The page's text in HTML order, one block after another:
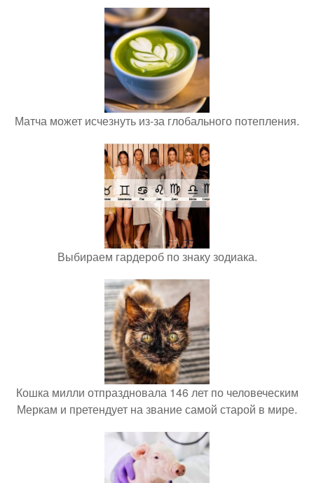
Матча может исчезнуть из-за глобального потепления.
Выбираем гардероб по знаку зодиака.
Кошка милли отпраздновала 146 лет по человеческим
Меркам и претендует на звание самой старой в мире.